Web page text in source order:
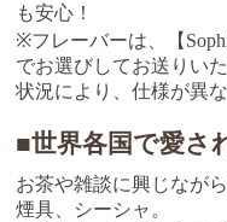
も安心！
※フレーバーは、【
でお選びしてお送りい
状況により、仕様が異
■世界各国で愛さ
お茶や雑談に興じなが
煙具、シーシャ。